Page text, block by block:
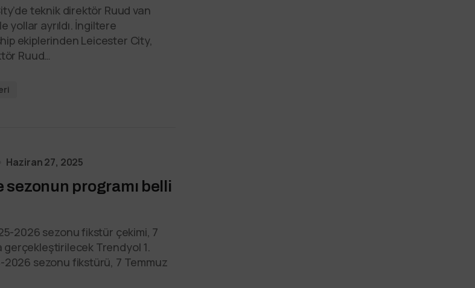
teknik direktör Ruud van
yollar ayrıldı. İngiltere
ekiplerinden Leicester City,
Ruud…
Haziran 27, 2025
sezonun programı belli
2026 sezonu fikstür çekimi, 7
gerçekleştirilecek Trendyol 1.
2026 sezonu fikstürü, 7 Temmuz